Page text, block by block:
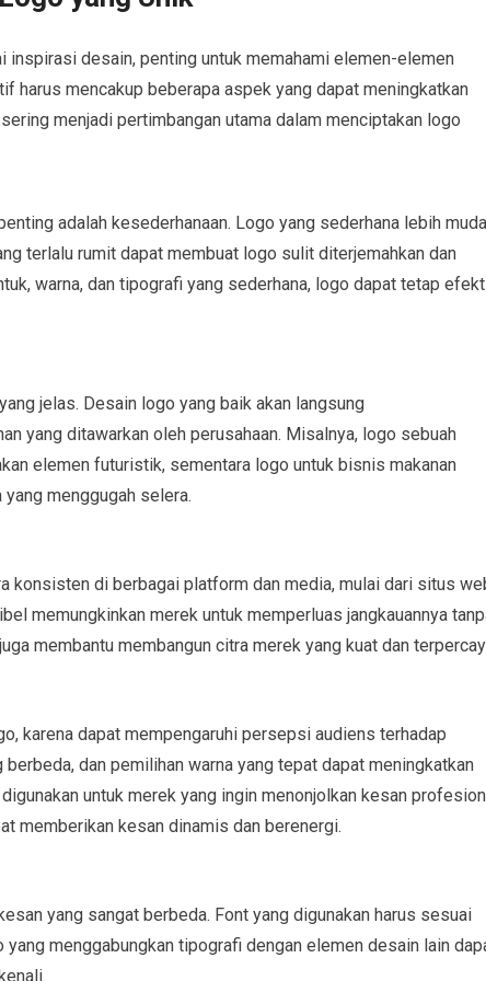
desain, penting untuk memahami elemen-elemen
harus mencakup beberapa aspek yang dapat meningkatkan
menjadi pertimbangan utama dalam menciptakan logo
adalah kesederhanaan. Logo yang sederhana lebih
terlalu rumit dapat membuat logo sulit diterjemahkan dan
warna, dan tipografi yang sederhana, logo dapat tetap
jelas. Desain logo yang baik akan langsung
yang ditawarkan oleh perusahaan. Misalnya, logo sebuah
elemen futuristik, sementara logo untuk bisnis makanan
menggugah selera.
konsisten di berbagai platform dan media, mulai dari situs
memungkinkan merek untuk memperluas jangkauannya
membantu membangun citra merek yang kuat dan
karena dapat mempengaruhi persepsi audiens terhadap
dan pemilihan warna yang tepat dapat meningkatkan
untuk merek yang ingin menonjolkan kesan
memberikan kesan dinamis dan berenergi.
yang sangat berbeda. Font yang digunakan harus sesuai
yang menggabungkan tipografi dengan elemen desain lain